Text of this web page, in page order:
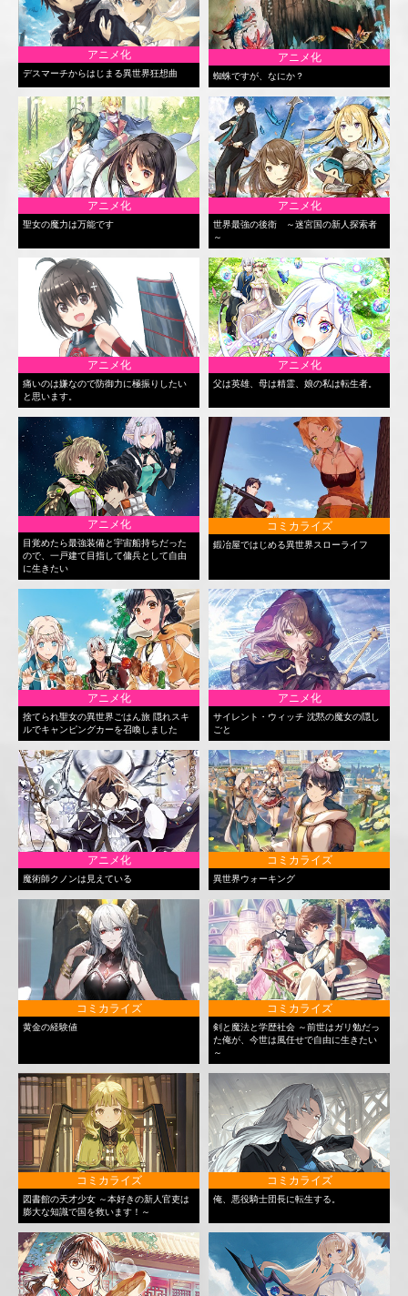
アニメ化
デスマーチからはじまる異世界狂想曲
アニメ化
蜘蛛ですが、なにか？
アニメ化
聖女の魔力は万能です
アニメ化
世界最強の後衛 ～迷宮国の新人探索者
～
アニメ化
痛いのは嫌なので防御力に極振りしたい
と思います。
アニメ化
父は英雄、母は精霊、娘の私は転生者。
アニメ化
目覚めたら最強装備と宇宙船持ちだった
ので、一戸建て目指して傭兵として自由
に生きたい
コミカライズ
鍛冶屋ではじめる異世界スローライフ
アニメ化
捨てられ聖女の異世界ごはん旅 隠れスキ
ルでキャンピングカーを召喚しました
アニメ化
サイレント・ウィッチ 沈黙の魔女の隠し
ごと
アニメ化
魔術師クノンは見えている
コミカライズ
異世界ウォーキング
コミカライズ
黄金の経験値
コミカライズ
剣と魔法と学歴社会 ～前世はガリ勉だっ
た俺が、今世は風任せで自由に生きたい
～
コミカライズ
図書館の天才少女 ～本好きの新人官吏は
膨大な知識で国を救います！～
コミカライズ
俺、悪役騎士団長に転生する。